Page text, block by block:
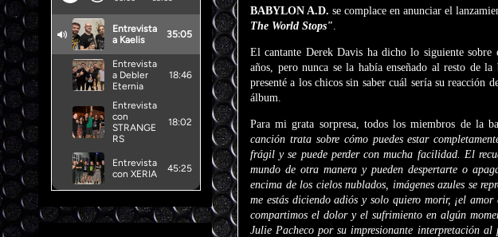
BABYLON A.D. se complace en anunciar el
The World Stops".
El cantante Derek Davis ha dicho lo siguiente
años, pero nunca se la había enseñado al resto de
presenté a los chicos sin saber cuál sería su reacción
álbum.
Para mi grata sorpresa, todos los miembros de la
canción trata sobre cómo puedes estar
frágil y se puede perder con mucha facilidad. El
mundo de otra manera y pueden despertarte o
encima de los cielos nublados, imágenes azules se
me estás diciendo adiós y solo quiero morir, ¡el
compartimos el dolor y el sufrimiento en algún
Julie Pacheco por su impresionante interpretación